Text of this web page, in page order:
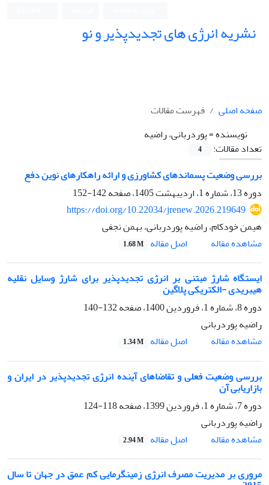
نشریه انرژی های تجدیدپذیر و نو
صفحه اصلی
فهرست مقالات
نویسنده =پوردربانی، راضیه
تعداد مقالات:
4
بررسی وضعیت پسماندهای کشاورزی و ارائه راهکارهای نوین دفع
دوره 13، شماره 1، اردیبهشت 1405، صفحه
142-152
https://doi.org/10.22034/jrenew.2026.219649
هیمن خودکام، راضیه پوردربانی، بهمن نجفی
مشاهده مقاله
اصل مقاله 1.68 M
ایستگاه شارژ مبتنی بر انرژی تجدیدپذیر برای شارژ وسایل نقلیه
هیبریدی -الکتریکی پلاگین
دوره 8، شماره 1، فروردین 1400، صفحه
132-140
راضیه پوردربانی
مشاهده مقاله
اصل مقاله 1.34 M
بررسی وضعیت فعلی و تقاضاهای آینده انرژی تجدیدپذیر در ایران و
بازاریابی آن
دوره 7، شماره 1، فروردین 1399، صفحه
118-124
راضیه پوردربانی
مشاهده مقاله
اصل مقاله 2.94 M
مروری بر مدیریت مصرف انرژی زمینگرمایی کم عمق در جهان تا سال